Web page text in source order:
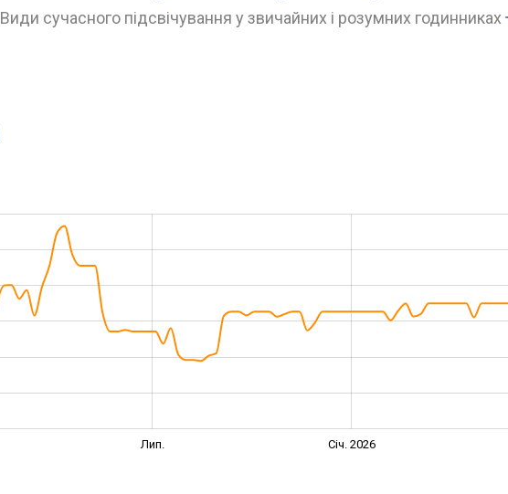
Види сучасного підсвічування у звичайних і розумних годинниках
Лип. Січ. 2026